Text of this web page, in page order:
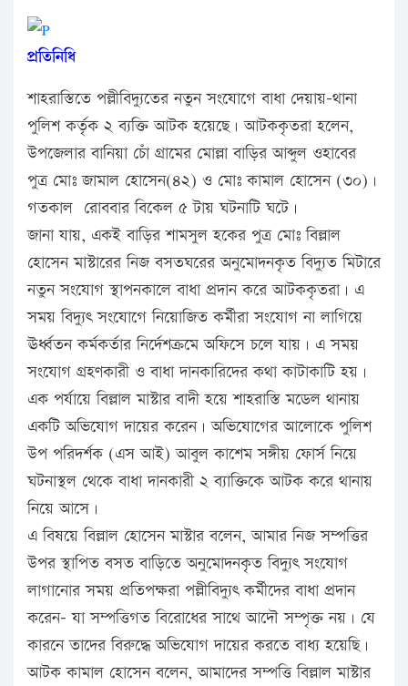
প্রতিনিধি
শাহরাস্তিতে পল্লীবিদ্যুতের নতুন সংযোগে বাধা দেয়ায়-থানা
পুলিশ কর্তৃক ২ ব্যক্তি আটক হয়েছে। আটককৃতরা হলেন,
উপজেলার বানিয়া চোঁ গ্রামের মোল্লা বাড়ির আব্দুল ওহাবের
পুত্র মোঃ জামাল হোসেন(৪২) ও মোঃ কামাল হোসেন (৩০)।
গতকাল রোববার বিকেল ৫ টায় ঘটনাটি ঘটে।
জানা যায়, একই বাড়ির শামসুল হকের পুত্র মোঃ বিল্লাল
হোসেন মাস্টারের নিজ বসতঘরের অনুমোদনকৃত বিদ্যুত মিটারে
নতুন সংযোগ স্থাপনকালে বাধা প্রদান করে আটককৃতরা। এ
সময় বিদ্যুৎ সংযোগে নিয়োজিত কর্মীরা সংযোগ না লাগিয়ে
ঊর্ধ্বতন কর্মকর্তার নির্দেশক্রমে অফিসে চলে যায়। এ সময়
সংযোগ গ্রহণকারী ও বাধা দানকারিদের কথা কাটাকাটি হয়।
এক পর্যায়ে বিল্লাল মাস্টার বাদী হয়ে শাহরাস্তি মডেল থানায়
একটি অভিযোগ দায়ের করেন। অভিযোগের আলোকে পুলিশ
উপ পরিদর্শক (এস আই) আবুল কাশেম সঙ্গীয় ফোর্স নিয়ে
ঘটনাস্থল থেকে বাধা দানকারী ২ ব্যাক্তিকে আটক করে থানায়
নিয়ে আসে।
এ বিষয়ে বিল্লাল হোসেন মাস্টার বলেন, আমার নিজ সম্পত্তির
উপর স্থাপিত বসত বাড়িতে অনুমোদনকৃত বিদ্যুৎ সংযোগ
লাগানোর সময় প্রতিপক্ষরা পল্লীবিদ্যুৎ কর্মীদের বাধা প্রদান
করেন- যা সম্পত্তিগত বিরোধের সাথে আদৌ সম্পৃক্ত নয়। যে
কারনে তাদের বিরুদ্ধে অভিযোগ দায়ের করতে বাধ্য হয়েছি।
আটক কামাল হোসেন বলেন, আমাদের সম্পত্তি বিল্লাল মাস্টার